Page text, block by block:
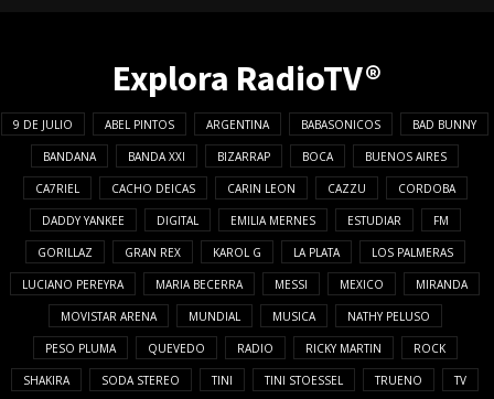
Explora RadioTV®
9 DE JULIO ABEL PINTOS ARGENTINA BABASONICOS BAD BUNNY
BANDANA BANDA XXI BIZARRAP BOCA BUENOS AIRES
CA7RIEL CACHO DEICAS CARIN LEON CAZZU CORDOBA
DADDY YANKEE DIGITAL EMILIA MERNES ESTUDIAR FM
GORILLAZ GRAN REX KAROL G LA PLATA LOS PALMERAS
LUCIANO PEREYRA MARIA BECERRA MESSI MEXICO MIRANDA
MOVISTAR ARENA MUNDIAL MUSICA NATHY PELUSO
PESO PLUMA QUEVEDO RADIO RICKY MARTIN ROCK
SHAKIRA SODA STEREO TINI TINI STOESSEL TRUENO TV